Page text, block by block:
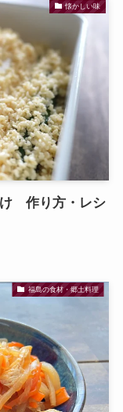
懐かしい味
け 作り方・レシ
福島の食材・郷土料理